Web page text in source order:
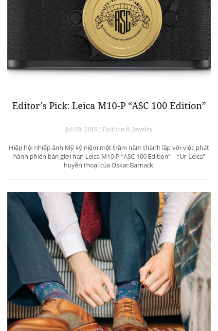
Editor’s Pick: Leica M10-P “ASC 100 Edition”
Jul 09, 2019 / Fashion & Jewelry
Hiệp hội nhiếp ảnh Mỹ kỷ niệm một trăm năm thành lập với việc phát
hành phiên bản giới hạn Leica M10-P “ASC 100 Edition” – “Ur-Leica”
huyền thoại của Oskar Barnack.